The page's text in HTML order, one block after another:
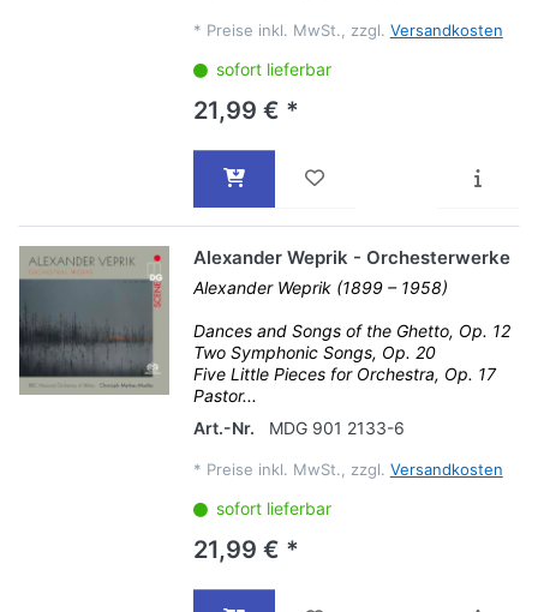
* Preise inkl. MwSt., zzgl. Versandkosten
sofort lieferbar
21,99 € *
Alexander Weprik - Orchesterwerke
Alexander Weprik (1899 – 1958)
Dances and Songs of the Ghetto, Op. 12
Two Symphonic Songs, Op. 20
Five Little Pieces for Orchestra, Op. 17
Pastor...
Art.-Nr.
MDG 901 2133-6
* Preise inkl. MwSt., zzgl. Versandkosten
sofort lieferbar
21,99 € *